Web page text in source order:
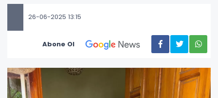
26-06-2025 13:15
Abone Ol